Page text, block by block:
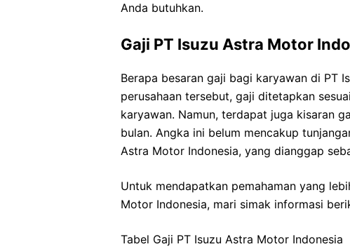
Anda butuhkan.
Gaji PT Isuzu Astra Motor
Berapa besaran gaji bagi karyawan di PT
perusahaan tersebut, gaji ditetapkan
karyawan. Namun, terdapat juga kisaran
bulan. Angka ini belum mencakup
Astra Motor Indonesia, yang dianggap
Untuk mendapatkan pemahaman yang
Motor Indonesia, mari simak informasi
Tabel Gaji PT Isuzu Astra Motor Indonesia